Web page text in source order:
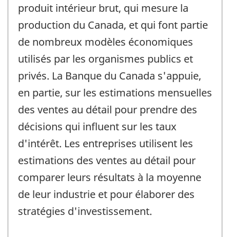
produit intérieur brut, qui mesure la
production du Canada, et qui font partie
de nombreux modèles économiques
utilisés par les organismes publics et
privés. La Banque du Canada s'appuie,
en partie, sur les estimations mensuelles
des ventes au détail pour prendre des
décisions qui influent sur les taux
d'intérêt. Les entreprises utilisent les
estimations des ventes au détail pour
comparer leurs résultats à la moyenne
de leur industrie et pour élaborer des
stratégies d'investissement.